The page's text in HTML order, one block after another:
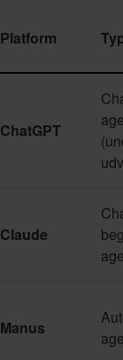
Platform
ChatGPT
Claude
Manus